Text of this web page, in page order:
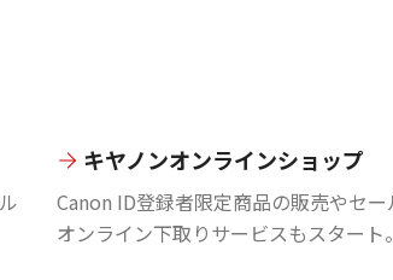
キヤノンオンラインショップ
Canon ID登録者限定商品の販売やセー
オンライン下取りサービスもスタート。